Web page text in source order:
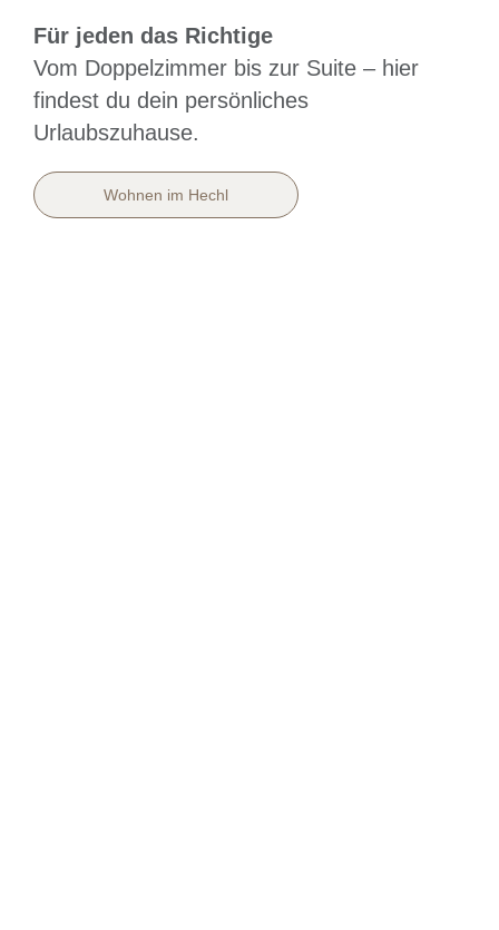
Für jeden das Richtige
Vom Doppelzimmer bis zur Suite – hier
findest du dein persönliches
Urlaubszuhause.
Wohnen im Hechl